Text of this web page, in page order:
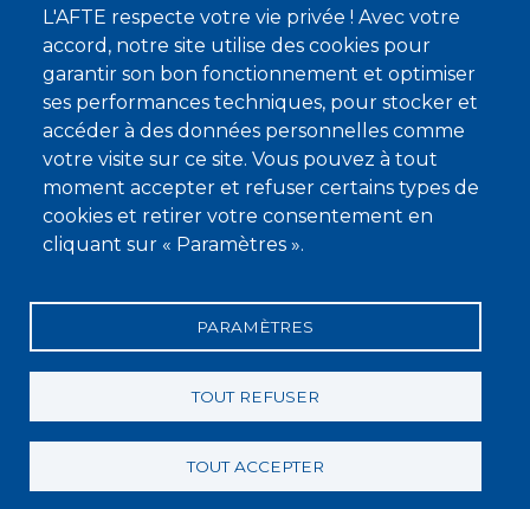
L'AFTE respecte votre vie privée ! Avec votre
accord, notre site utilise des cookies pour
garantir son bon fonctionnement et optimiser
ses performances techniques, pour stocker et
accéder à des données personnelles comme
votre visite sur ce site. Vous pouvez à tout
moment accepter et refuser certains types de
cookies et retirer votre consentement en
cliquant sur « Paramètres ».
PARAMÈTRES
TOUT REFUSER
TOUT ACCEPTER
Nous contacter
À propos
Qui sommes-nous ?
Devenir membre
Mentions légales
Conditions générales de vente